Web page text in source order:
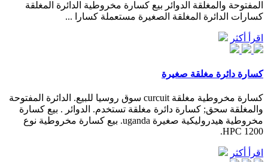
المفتوحة والمغلقة الدوائر بيع كسارة مخروطية الدائرة المغلقة
كسارات الدائرة المغلقة الصغيرة مستعملة كسارا ...
اقرأ أكثر
كسارة دائرة مغلقة صغيرة
كسارة مخروطية مغلقة curcuit سوق روسيا للبيع. الدائرة المفتوحة
والمغلقة سحق; كسارة دائرة مغلقة تستخدم. الدوائر . بيع كسارة
مخروطية هيدروليكية صغيرة uganda. بيع كسارة مخروطية نوع
HPC 1200.
اقرأ أكثر